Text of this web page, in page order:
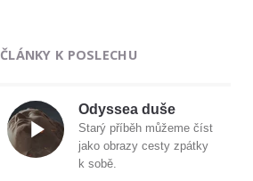
ČLÁNKY K POSLECHU
Odyssea duše
Starý příběh můžeme číst
jako obrazy cesty zpátky
k sobě.